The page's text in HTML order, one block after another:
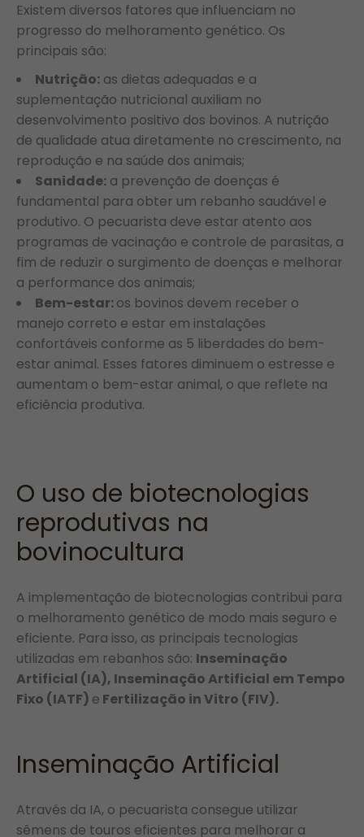
Existem diversos fatores que influenciam no
progresso do melhoramento genético. Os
principais são:
Nutrição: as dietas adequadas e a
suplementação nutricional auxiliam no
desenvolvimento positivo dos bovinos. A nutrição
de qualidade atua diretamente no crescimento, na
reprodução e na saúde dos animais;
Sanidade: a prevenção de doenças é
fundamental para obter um rebanho saudável e
produtivo. O pecuarista deve estar atento aos
programas de vacinação e controle de parasitas, a
fim de reduzir o surgimento de doenças e melhorar
a performance dos animais;
Bem-estar:os bovinos devem receber o
manejo correto e estar em instalações
confortáveis conforme as 5 liberdades do bem-
estar animal. Esses fatores diminuem o estresse e
aumentam o bem-estar animal, o que reflete na
eficiência produtiva.
O uso de biotecnologias
reprodutivas na
bovinocultura
A implementação de biotecnologias contribui para
o melhoramento genético de modo mais seguro e
eficiente. Para isso, as principais tecnologias
utilizadas em rebanhos são: Inseminação
Artificial (IA), Inseminação Artificial em Tempo
Fixo (IATF) e Fertilização in Vitro (FIV).
Inseminação Artificial
Através da IA, o pecuarista consegue utilizar
sêmens de touros eficientes para melhorar a